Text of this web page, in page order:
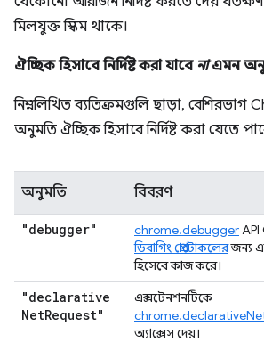
মিলযুক্ত স্কিম থাকে।
ঐচ্ছিক হিসাবে নির্দিষ্ট করা যাবে নাএমন
নিম্নলিখিত ব্যতিক্রমগুলি ছাড়া, বেশিরভাগ
অনুমতি ঐচ্ছিক হিসাবে নির্দিষ্ট করা যেতে
অনুমতি বিবরণ
"debugger" chrome.debugger
ডিবাগিং প্রোটোকলেরজন্য
হিসেবে কাজ করে।
"declarative
NetRequest"
এক্সটেনশনটিকে
অ্যাক্সেস দেয়।